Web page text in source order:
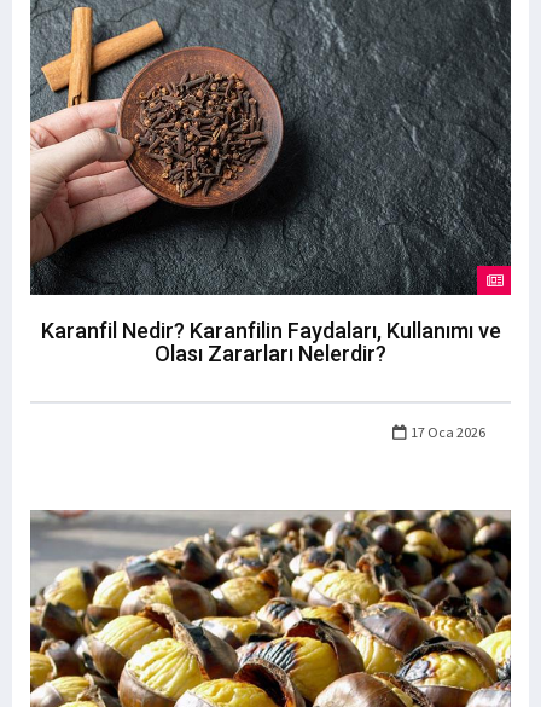
Karanfil Nedir? Karanfilin Faydaları, Kullanımı ve
Olası Zararları Nelerdir?
17 Oca 2026